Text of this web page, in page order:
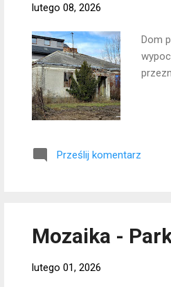
lutego 08, 2026
Dom
Prześlij komentarz
Mozaika -
lutego 01, 2026